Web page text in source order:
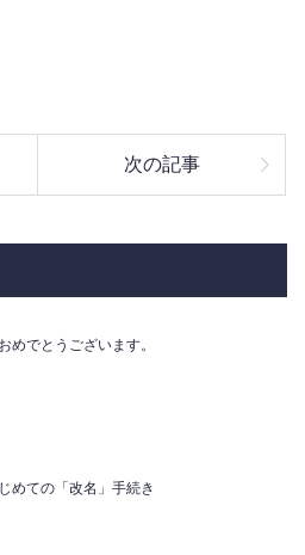
次の記事
めでとうございます。
めての「改名」手続き